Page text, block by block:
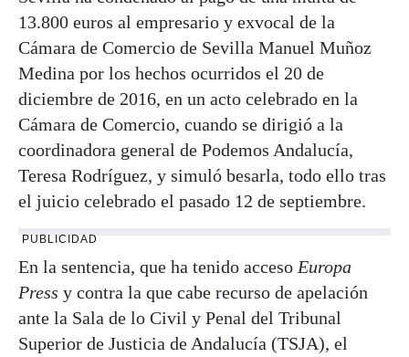
13.800 euros al empresario y exvocal de la
Cámara de Comercio de Sevilla Manuel Muñoz
Medina por los hechos ocurridos el 20 de
diciembre de 2016, en un acto celebrado en la
Cámara de Comercio, cuando se dirigió a la
coordinadora general de Podemos Andalucía,
Teresa Rodríguez, y simuló besarla, todo ello tras
el juicio celebrado el pasado 12 de septiembre.
PUBLICIDAD
En la sentencia, que ha tenido acceso Europa
Press y contra la que cabe recurso de apelación
ante la Sala de lo Civil y Penal del Tribunal
Superior de Justicia de Andalucía (TSJA), el